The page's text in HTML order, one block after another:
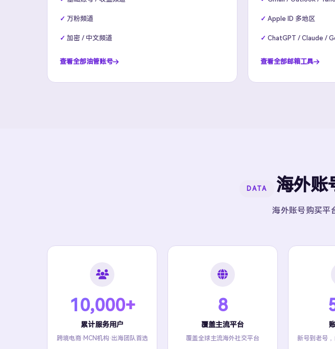
万粉频道
加密 / 中文频道
查看全部油管账号
Apple ID 多地区
ChatGPT / Claude /
查看全部邮箱工具
DATA 海外账
海外账号购买平
10,000+
累计服务用户
跨境电商·MCN机构·出海团队首选
8
覆盖主流平台
覆盖全球主流海外社交平台 新号到老号